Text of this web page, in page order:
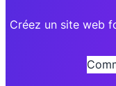
Créez un site web